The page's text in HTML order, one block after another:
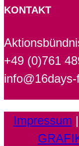
KONTAKT
+49 (0)761
Impressum |